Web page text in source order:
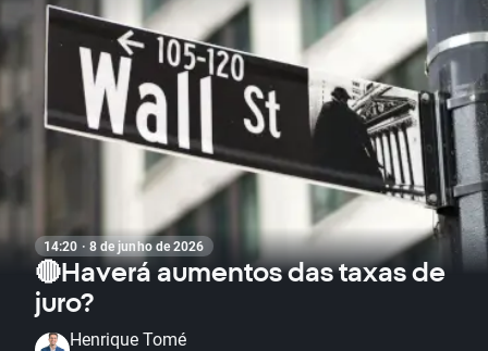
14:20 · 8 de junho de 2026
🔴Haverá aumentos das taxas de
juro?
Henrique Tomé